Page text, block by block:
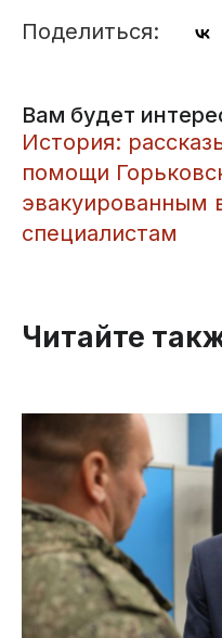
Поделиться:
Вам будет
​История:
помощи
эвакуированным
специалистам
Читайте